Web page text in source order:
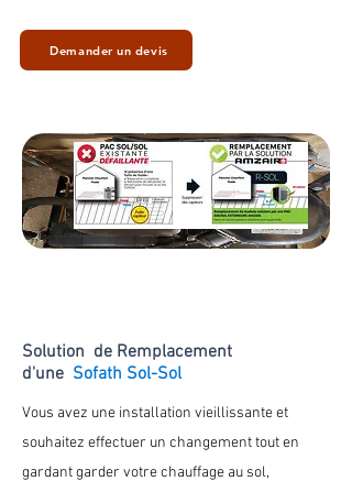
Demander un devis
Solution de Remplacement
d'une Sofath Sol-Sol
Vous avez une installation vieillissante et
souhaitez effectuer un changement tout en
gardantgarder votre chauffage au sol,